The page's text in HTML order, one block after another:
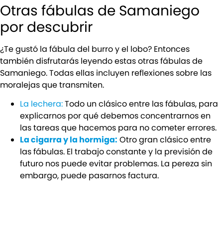
Otras fábulas de Samaniego
por descubrir
¿Te gustó la fábula del burro y el lobo? Entonces
también disfrutarás leyendo estas otras fábulas de
Samaniego. Todas ellas incluyen reflexiones sobre las
moralejas que transmiten.
La lechera:Todo un clásico entre las fábulas, para
explicarnos por qué debemos concentrarnos en
las tareas que hacemos para no cometer errores.
La cigarra y la hormiga: Otro gran clásico entre
las fábulas. El trabajo constante y la previsión de
futuro nos puede evitar problemas. La pereza sin
embargo, puede pasarnos factura.